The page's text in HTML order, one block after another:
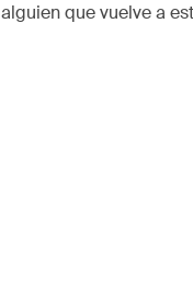
alguien que vuelve a